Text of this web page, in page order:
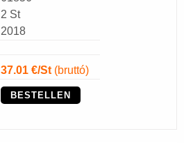
2 St
2018
37.01 €/St (bruttó)
BESTELLEN